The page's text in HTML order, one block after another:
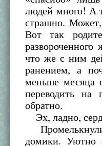
людей много! А
страшно.
Вот так
что же с ним
ранением, а
меньше месяца
переводить на
обратно.
Эх, ладно,
домики. Уютно